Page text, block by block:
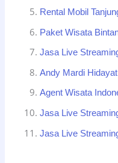
Rental Mobil
Paket Wisata
Jasa Live
Andy Mardi Hidayat
Agent Wisata
Jasa Live
Jasa Live